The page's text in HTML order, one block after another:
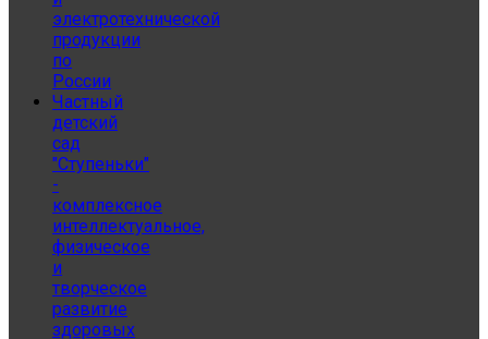
электротехнической
продукции
по
России
Частный
детский
сад
"Ступеньки"
-
комплексное
интеллектуальное,
физическое
и
творческое
развитие
здоровых